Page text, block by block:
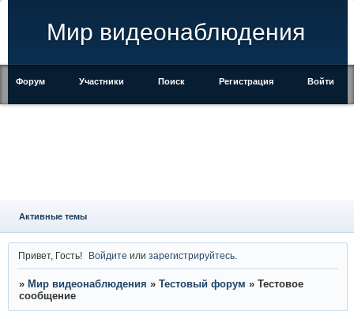
Мир видеонаблюдения
Форум Участники Поиск Регистрация Войти
Активные темы
Привет, Гость! Войдите илизарегистрируйтесь
» Мир видеонаблюдения » Тестовый форум » Тестовое
сообщение